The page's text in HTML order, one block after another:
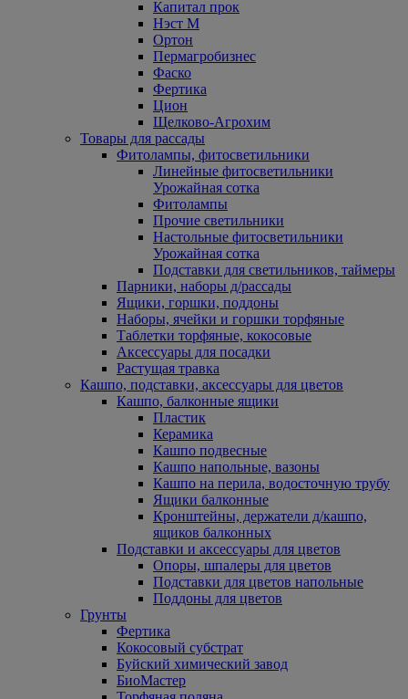
Капитал прок
Нэст М
Ортон
Пермагробизнес
Фаско
Фертика
Цион
Щелково-Агрохим
Товары для рассады
Фитолампы, фитосветильники
Линейные фитосветильники
Урожайная сотка
Фитолампы
Прочие светильники
Настольные фитосветильники
Урожайная сотка
Подставки для светильников, таймеры
Парники, наборы д/рассады
Ящики, горшки, поддоны
Наборы, ячейки и горшки торфяные
Таблетки торфяные, кокосовые
Аксессуары для посадки
Растущая травка
Кашпо, подставки, аксессуары для цветов
Кашпо, балконные ящики
Пластик
Керамика
Кашпо подвесные
Кашпо напольные, вазоны
Кашпо на перила, водосточную трубу
Ящики балконные
Кронштейны, держатели д/кашпо,
ящиков балконных
Подставки и аксессуары для цветов
Опоры, шпалеры для цветов
Подставки для цветов напольные
Поддоны для цветов
Грунты
Фертика
Кокосовый субстрат
Буйский химический завод
БиоМастер